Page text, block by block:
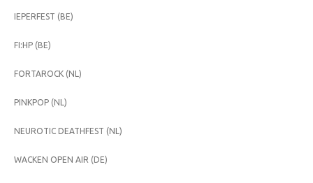
IEPERFEST (BE)
FI:HP (BE)
FORTAROCK (NL)
PINKPOP (NL)
NEUROTIC DEATHFEST (NL)
WACKEN OPEN AIR (DE)